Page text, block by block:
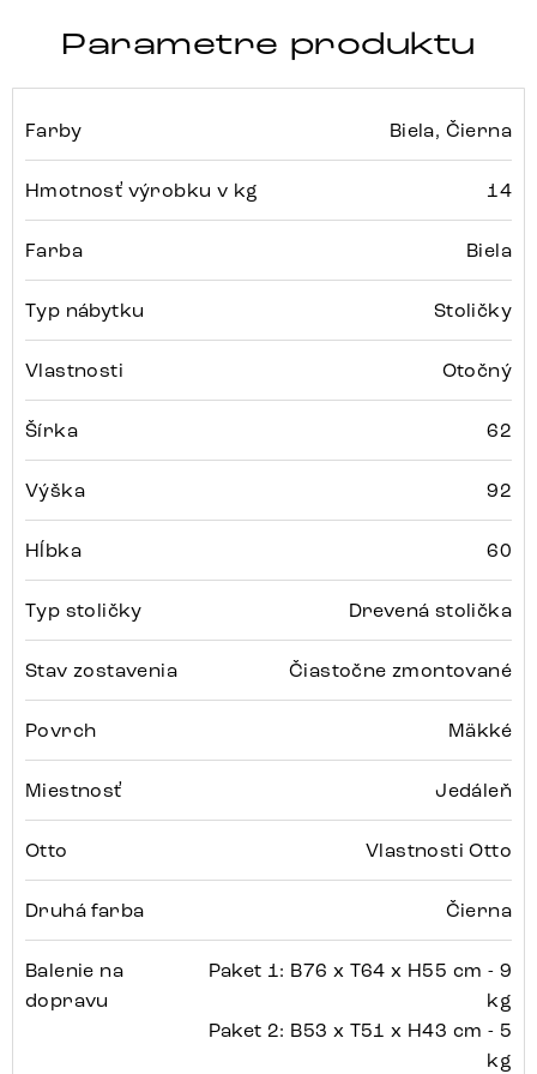
Parametre produktu
Farby Biela, Čierna
Hmotnosť výrobku v kg 14
Farba Biela
Typ nábytku Stoličky
Vlastnosti Otočný
Šírka 62
Výška 92
Hĺbka 60
Typ stoličky Drevená stolička
Stav zostavenia Čiastočne zmontované
Povrch Mäkké
Miestnosť Jedáleň
Otto Vlastnosti Otto
Druhá farba Čierna
Balenie na
dopravu
Paket 1: B76 x T64 x H55 cm - 9
kg
Paket 2: B53 x T51 x H43 cm - 5
kg